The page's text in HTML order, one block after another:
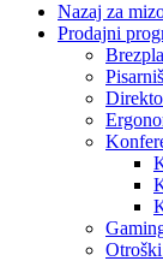
Nazaj za
Prodajni